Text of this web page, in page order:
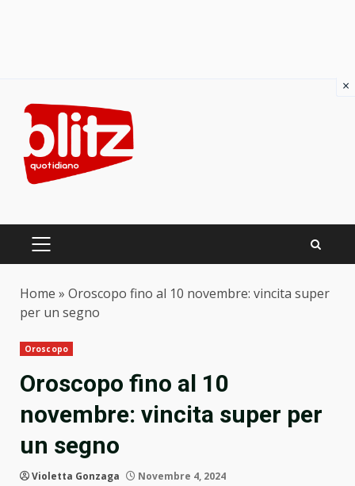
content
PRIMARY
Home » Oroscopo fino al 10 novembre: vincita super
per un segno
Oroscopo
Oroscopo fino al 10
novembre: vincita super per
un segno
Violetta Gonzaga Novembre 4, 2024
×